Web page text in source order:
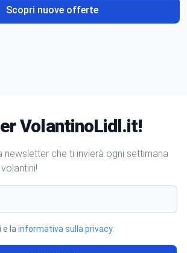
Scopri nuove offerte
VolantinoLidl.it!
newsletter che ti invierà ogni settimana
la informativa sulla privacy.